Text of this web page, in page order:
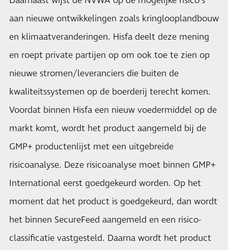
aan nieuwe ontwikkelingen zoals kringlooplandbouw
en klimaatveranderingen. Hisfa deelt deze mening
en roept private partijen op om ook toe te zien op
nieuwe stromen/leveranciers die buiten de
kwaliteitssystemen op de boerderij terecht komen.
Voordat binnen Hisfa een nieuw voedermiddel op de
markt komt, wordt het product aangemeld bij de
GMP+ productenlijst met een uitgebreide
risicoanalyse. Deze risicoanalyse moet binnen GMP+
International eerst goedgekeurd worden. Op het
moment dat het product is goedgekeurd, dan wordt
het binnen SecureFeed aangemeld en een risico-
classificatie vastgesteld. Daarna wordt het product